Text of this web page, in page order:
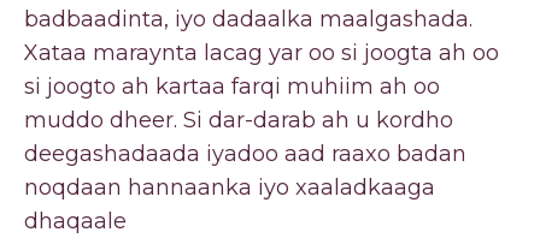
badbaadinta, iyo dadaalka maalgashada.
Xataa maraynta lacag yar oo si joogta ah oo
si joogto ah kartaa farqi muhiim ah oo
muddo dheer. Si dar-darab ah u kordho
deegashadaada iyadoo aad raaxo badan
noqdaan hannaanka iyo xaaladkaaga
dhaqaale